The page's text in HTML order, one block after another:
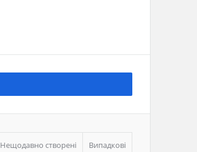
Нещодавно створені Випадкові